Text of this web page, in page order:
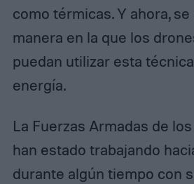
como térmicas. Y ahora,
manera en la que los
puedan utilizar esta
energía.
La Fuerzas Armadas de
han estado trabajando
durante algún tiempo con